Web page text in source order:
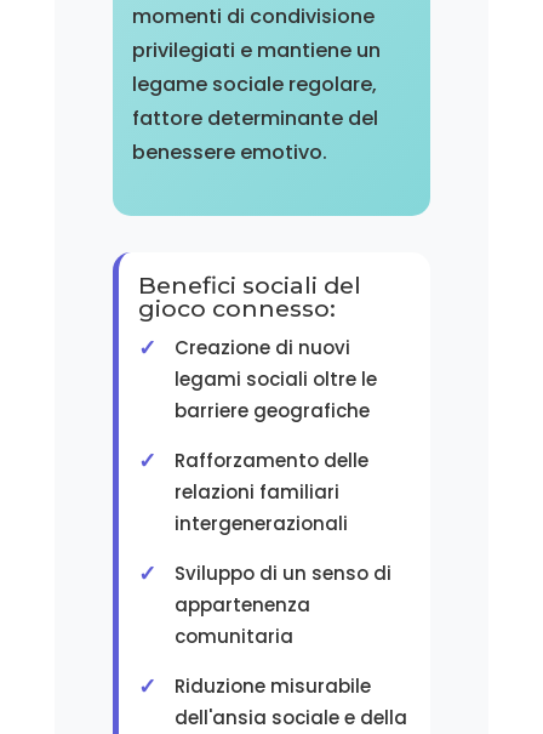
momenti di condivisione
privilegiati e mantiene un
legame sociale regolare,
fattore determinante del
benessere emotivo.
Benefici sociali del
gioco connesso:
Creazione di nuovi
legami sociali oltre le
barriere geografiche
Rafforzamento delle
relazioni familiari
intergenerazionali
Sviluppo di un senso di
appartenenza
comunitaria
Riduzione misurabile
dell'ansia sociale e della